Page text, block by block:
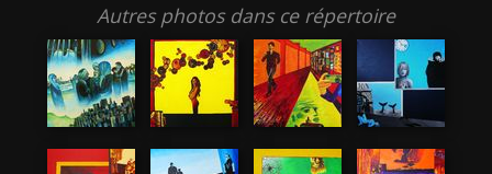
Autres photos dans ce répertoire